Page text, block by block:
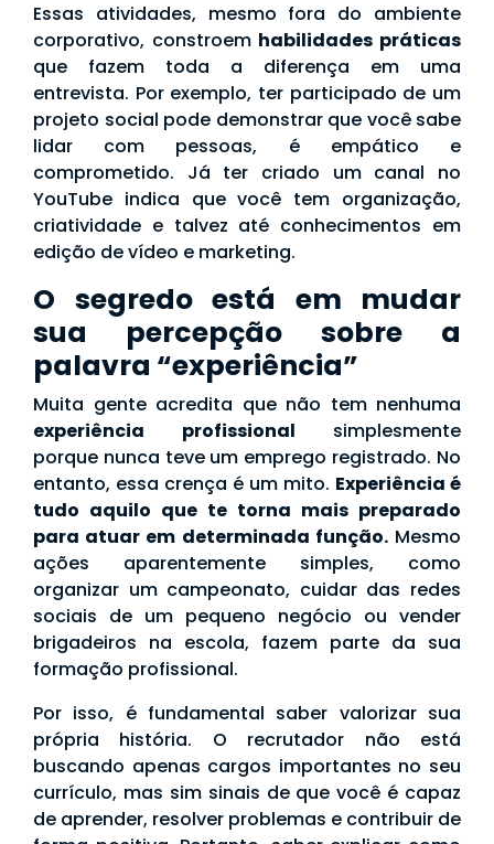
Essas atividades, mesmo fora do ambiente
corporativo, constroem habilidades práticas
que fazem toda a diferença em uma
entrevista. Por exemplo, ter participado de um
projeto social pode demonstrar que você sabe
lidar com pessoas, é empático e
comprometido. Já ter criado um canal no
YouTube indica que você tem organização,
criatividade e talvez até conhecimentos em
edição de vídeo e marketing.
O segredo está em mudar
sua percepção sobre a
palavra “experiência”
Muita gente acredita que não tem nenhuma
experiência profissional simplesmente
porque nunca teve um emprego registrado. No
entanto, essa crença é um mito. Experiência é
tudo aquilo que te torna mais preparado
para atuar em determinada função.Mesmo
ações aparentemente simples, como
organizar um campeonato, cuidar das redes
sociais de um pequeno negócio ou vender
brigadeiros na escola, fazem parte da sua
formação profissional.
Por isso, é fundamental saber valorizar sua
própria história. O recrutador não está
buscando apenas cargos importantes no seu
currículo, mas sim sinais de que você é capaz
de aprender, resolver problemas e contribuir de